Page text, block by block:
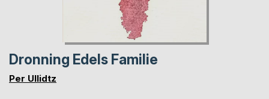
Dronning Edels Familie
Per Ullidtz